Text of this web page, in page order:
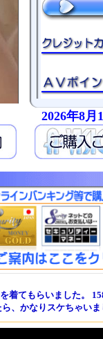
2026年8
着てもらいました。
、かなりスケちゃい